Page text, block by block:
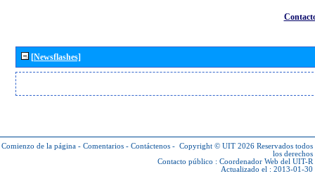
[Newsflashes]
Comienzo de la página - Comentarios - Contáctenos - Copyright © UIT 2026 Reservados todos
los derechos
Contacto público : Coordenador Web del UIT-R
Actualizado el : 2013-01-30